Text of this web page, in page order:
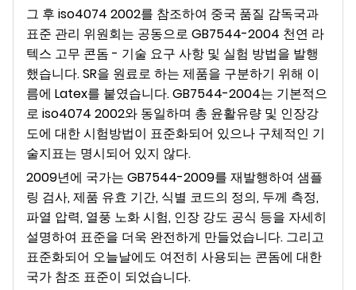
그 후 iso4074 2002를 참조하여 중국 품질 감독국과
표준 관리 위원회는 공동으로 GB7544-2004 천연 라
텍스 고무 콘돔 - 기술 요구 사항 및 실험 방법을 발행
했습니다. SR을 원료로 하는 제품을 구분하기 위해 이
름에 Latex를 붙였습니다. GB7544-2004는 기본적으
로 iso4074 2002와 동일하며 총 윤활유량 및 인장강
도에 대한 시험방법이 표준화되어 있으나 구체적인 기
술지표는 명시되어 있지 않다.
2009년에 국가는 GB7544-2009를 재발행하여 샘플
링 검사, 제품 유효 기간, 식별 코드의 정의, 두께 측정,
파열 압력, 열풍 노화 시험, 인장 강도 공식 등을 자세히
설명하여 표준을 더욱 완전하게 만들었습니다. 그리고
표준화되어 오늘날에도 여전히 사용되는 콘돔에 대한
국가 참조 표준이 되었습니다.